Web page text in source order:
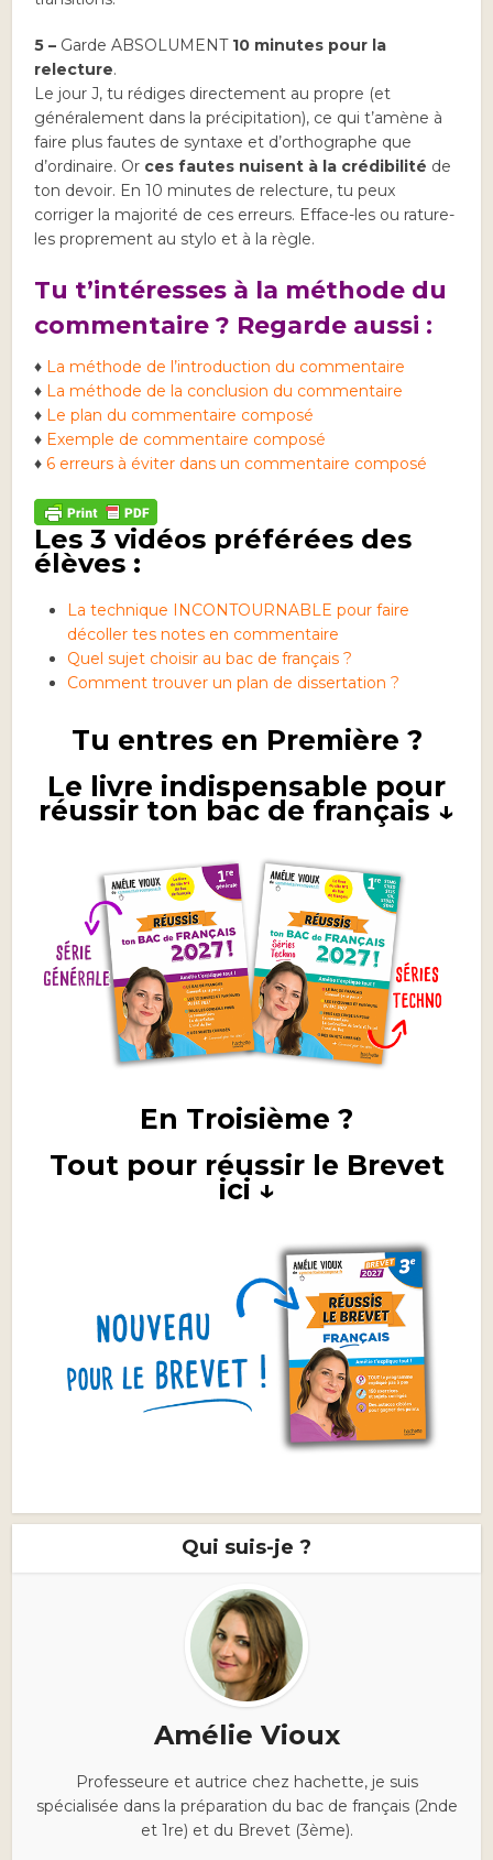
5 – Garde ABSOLUMENT 10 minutes pour la
relecture.
Le jour J, tu rédiges directement au propre (et
généralement dans la précipitation), ce qui t’amène à
faire plus fautes de syntaxe et d’orthographe que
d’ordinaire. Or ces fautes nuisent à la crédibilité de
ton devoir. En 10 minutes de relecture, tu peux
corriger la majorité de ces erreurs. Efface-les ou rature-
les proprement au stylo et à la règle.
Tu t’intéresses à la méthode du
commentaire ? Regarde aussi :
♦ La méthode de l’introduction du commentaire
♦ La méthode de la conclusion du commentaire
♦ Le plan du commentaire composé
♦ Exemple de commentaire composé
♦ 6 erreurs à éviter dans un commentaire composé
Les 3 vidéos préférées des
élèves :
La technique INCONTOURNABLE pour faire
décoller tes notes en commentaire
Quel sujet choisir au bac de français ?
Comment trouver un plan de dissertation ?
Tu entres en Première ?
Le livre indispensable pour
réussir ton bac de français ↓
En Troisième ?
Tout pour réussir le Brevet
ici ↓
Qui suis-je ?
Amélie Vioux
Professeure et autrice chez hachette, je suis
spécialisée dans la préparation du bac de français (2nde
et 1re) et du Brevet (3ème).